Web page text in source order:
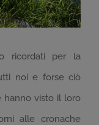
ricordati per la
noi e forse ciò
hanno visto il loro
alle cronache